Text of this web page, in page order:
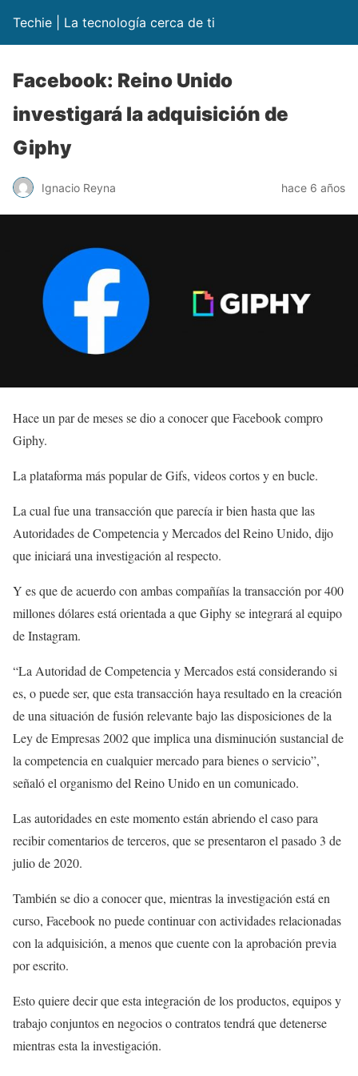
Techie | La tecnología cerca de ti
Facebook: Reino Unido
investigará la adquisición de
Giphy
Ignacio Reyna hace 6 años
Hace un par de meses se dio a conocer que Facebook compro
Giphy.
La plataforma más popular de Gifs, videos cortos y en bucle.
La cual fue una transacción que parecía ir bien hasta que las
Autoridades de Competencia y Mercados del Reino Unido, dijo
que iniciará una investigación al respecto.
Y es que de acuerdo con ambas compañías la transacción por 400
millones dólares está orientada a que Giphy se integrará al equipo
de Instagram.
“La Autoridad de Competencia y Mercados está considerando si
es, o puede ser, que esta transacción haya resultado en la creación
de una situación de fusión relevante bajo las disposiciones de la
Ley de Empresas 2002 que implica una disminución sustancial de
la competencia en cualquier mercado para bienes o servicio”,
señaló el organismo del Reino Unido en un comunicado.
Las autoridades en este momento están abriendo el caso para
recibir comentarios de terceros, que se presentaron el pasado 3 de
julio de 2020.
También se dio a conocer que, mientras la investigación está en
curso, Facebook no puede continuar con actividades relacionadas
con la adquisición, a menos que cuente con la aprobación previa
por escrito.
Esto quiere decir que esta integración de los productos, equipos y
trabajo conjuntos en negocios o contratos tendrá que detenerse
mientras esta la investigación.